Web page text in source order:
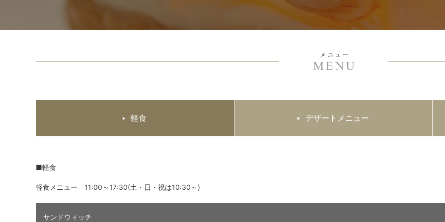
軽食 デザートメニュー
■軽食
軽食メニュー 11:00～17:30(土・日・祝は10:30～)
サンドウィッチ